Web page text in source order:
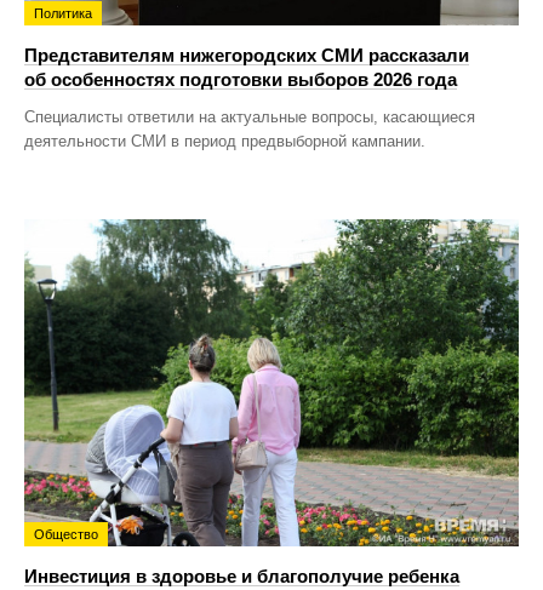
Политика
Представителям нижегородских СМИ рассказали
об особенностях подготовки выборов 2026 года
Специалисты ответили на актуальные вопросы, касающиеся
деятельности СМИ в период предвыборной кампании.
Общество
Инвестиция в здоровье и благополучие ребенка